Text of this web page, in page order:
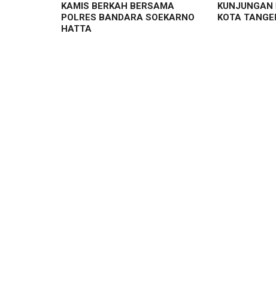
KAMIS BERKAH BERSAMA
POLRES BANDARA SOEKARNO
HATTA
KOTA